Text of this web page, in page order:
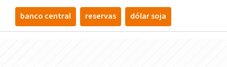
banco central reservas dólar soja